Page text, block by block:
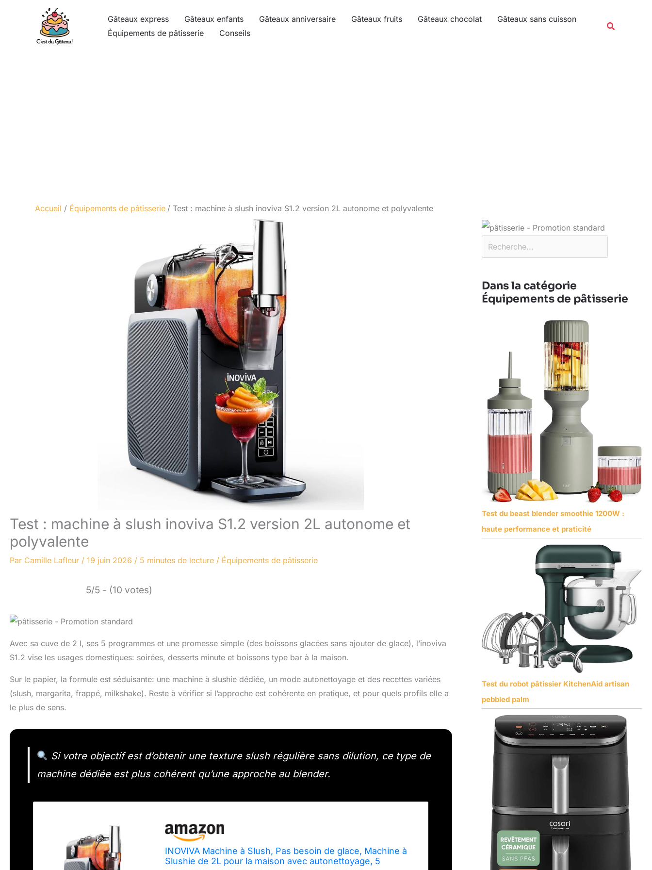
Gâteaux express Gâteaux enfants Gâteaux anniversaire Gâteaux fruits Gâteaux chocolat
Gâteaux sans cuisson
Équipements de pâtisserie
Conseils
Accueil Équipements de pâtisserie Test : machine à slush inoviva S1.2 version 2L autonome et polyvalente
Test : machine à slush inoviva S1.2 version 2L autonome et
polyvalente
Par Camille Lafleur / 19 juin 2026 / 5 minutes de lecture / Équipements de pâtisserie
5/5 - (10 votes)
Avec sa cuve de 2 l, ses 5 programmes et une promesse simple (des boissons glacées sans ajouter de glace), l’inoviva
S1.2 vise les usages domestiques: soirées, desserts minute et boissons type bar à la maison.
Sur le papier, la formule est séduisante: une machine à slushie dédiée, un mode autonettoyage et des recettes variées
(slush, margarita, frappé, milkshake). Reste à vérifier si l’approche est cohérente en pratique, et pour quels profils elle a
le plus de sens.
Si votre objectif est d’obtenir une texture slush régulière sans dilution, ce type de
machine dédiée est plus cohérent qu’une approche au blender.
INOVIVA Machine à Slush, Pas besoin de glace, Machine à
Slushie de 2L pour la maison avec autonettoyage, 5
Dans la catégorie
Équipements de pâtisserie
Test du beast blender smoothie 1200W :
haute performance et praticité
Test du robot pâtissier KitchenAid artisan
pebbled palm